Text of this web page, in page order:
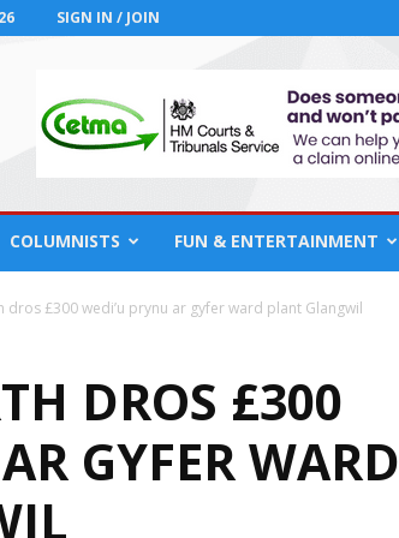
SIGN IN / JOIN
COLUMNISTS FUN & ENTERTAINMENT
dros £300 wedi’u prynu ar gyfer ward plant Glangwil
DROS £300
GYFER WARD